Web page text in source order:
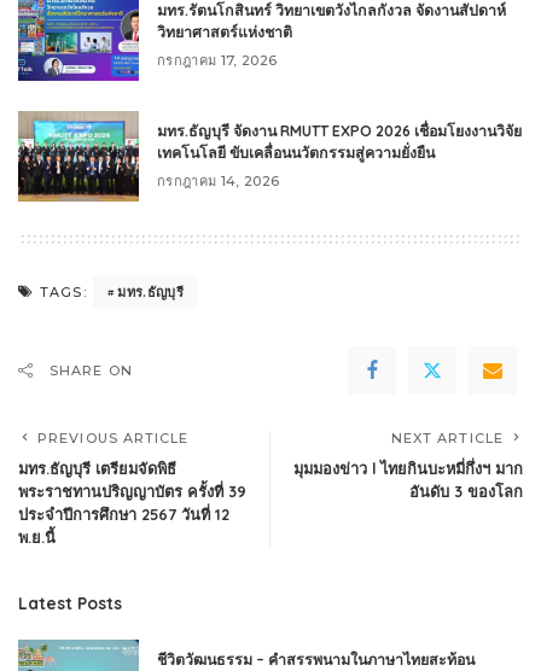
มทร.รัตนโกสินทร์ วิทยาเขตวังไกลกังวล จัดงานสัปดาห์
วิทยาศาสตร์แห่งชาติ
กรกฎาคม 17, 2026
มทร.ธัญบุรี จัดงาน RMUTT EXPO 2026 เชื่อมโยงงานวิจัย
เทคโนโลยี ขับเคลื่อนนวัตกรรมสู่ความยั่งยืน
กรกฎาคม 14, 2026
TAGS: มทร.ธัญบุรี
SHARE ON
PREVIOUS ARTICLE
มทร.ธัญบุรี เตรียมจัดพิธี
พระราชทานปริญญาบัตร ครั้งที่ 39
ประจำปีการศึกษา 2567 วันที่ 12
พ.ย.นี้
NEXT ARTICLE
มุมมองข่าว l ไทยกินบะหมี่กึ่งฯ มาก
อันดับ 3 ของโลก
Latest Posts
ชีวิตวัฒนธรรม – คำสรรพนามในภาษาไทยสะท้อน